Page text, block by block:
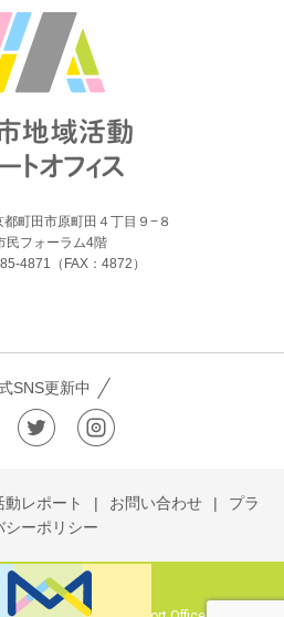
町田市原町田４丁目９−８
民フォーラム4階
4871（FAX：4872）
SNS更新中
動レポート お問い合わせ
プラ
シーポリシー